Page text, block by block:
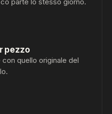
pezzo
quello originale del